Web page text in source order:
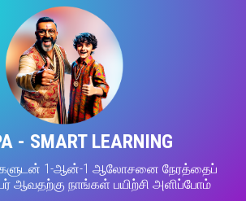
- SMART LEARNING
1-ஆன்-1 ஆலோசனை நேரத்தைப்
ஆவதற்கு நாங்கள் பயிற்சி அளிப்போம்